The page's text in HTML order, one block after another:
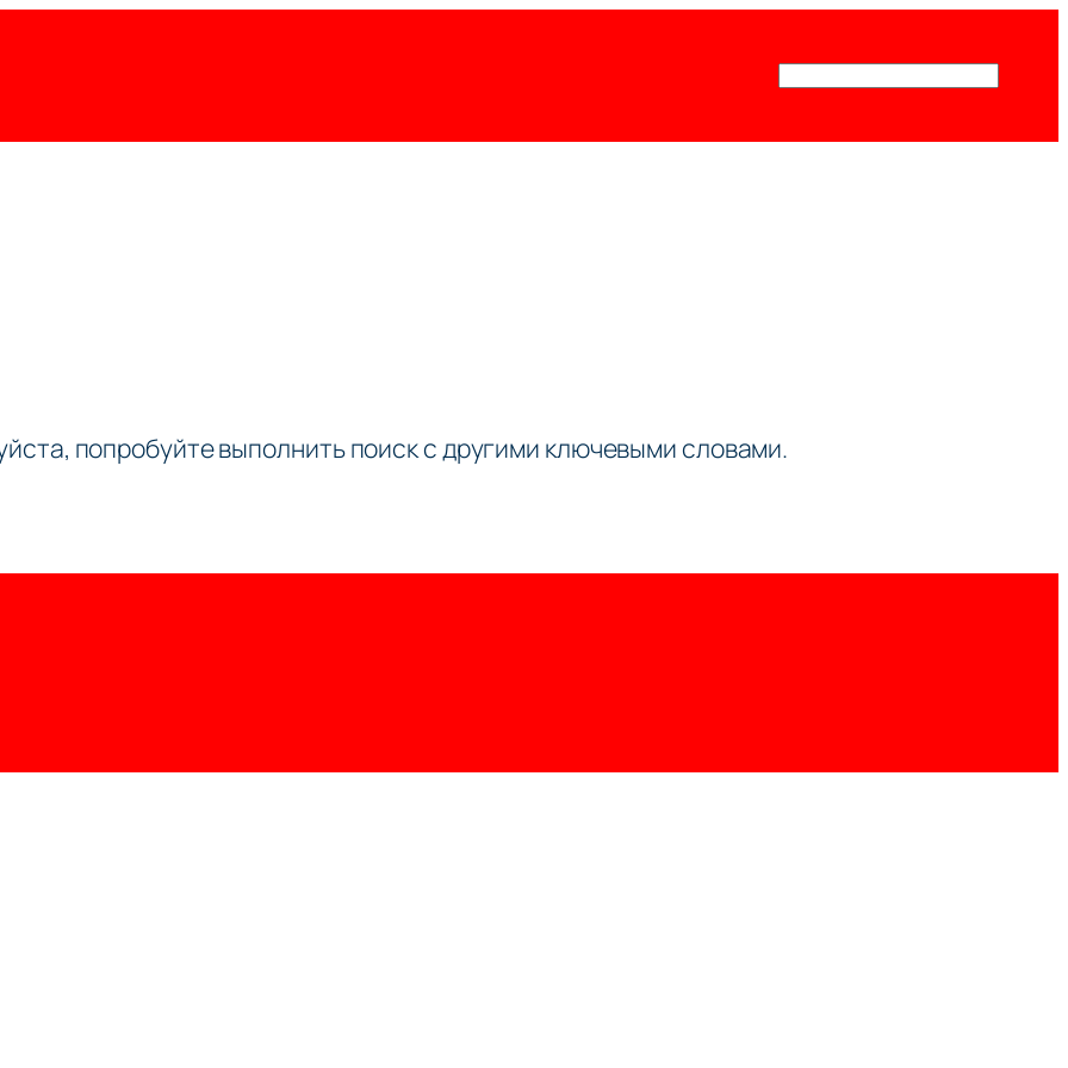
Поиск
попробуйте выполнить поиск с другими ключевыми словами.